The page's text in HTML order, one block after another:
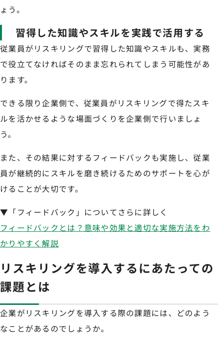
ょう。
習得した知識やスキルを実践で活用する
従業員がリスキリングで習得した知識やスキルも、実務
で役立てなければそのまま忘れられてしまう可能性があ
ります。
できる限り企業側で、従業員がリスキリングで得たスキ
ルを活かせるような場面づくりを企業側で行いましょ
う。
また、その結果に対するフィードバックも実施し、従業
員が継続的にスキルを磨き続けるためのサポートを心が
けることが大切です。
▼「フィードバック」についてさらに詳しく
フィードバックとは？意味や効果と適切な実施方法をわ
かりやすく解説
リスキリングを導入するにあたっての
課題とは
企業がリスキリングを導入する際の課題には、どのよう
なことがあるのでしょうか。